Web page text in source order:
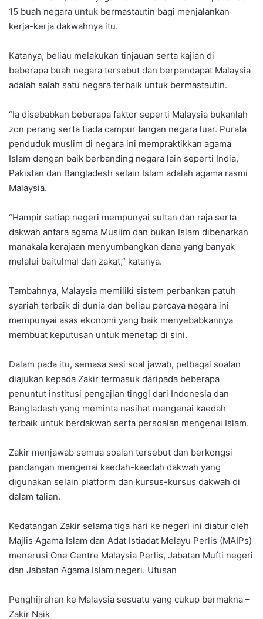
15 buah negara untuk bermastautin bagi menjalankan
kerja-kerja dakwahnya itu.
Katanya, beliau melakukan tinjauan serta kajian di
beberapa buah negara tersebut dan berpendapat Malaysia
adalah salah satu negara terbaik untuk bermastautin.
“Ia disebabkan beberapa faktor seperti Malaysia bukanlah
zon perang serta tiada campur tangan negara luar. Purata
penduduk muslim di negara ini mempraktikkan agama
Islam dengan baik berbanding negara lain seperti India,
Pakistan dan Bangladesh selain Islam adalah agama rasmi
Malaysia.
“Hampir setiap negeri mempunyai sultan dan raja serta
dakwah antara agama Muslim dan bukan Islam dibenarkan
manakala kerajaan menyumbangkan dana yang banyak
melalui baitulmal dan zakat,” katanya.
Tambahnya, Malaysia memiliki sistem perbankan patuh
syariah terbaik di dunia dan beliau percaya negara ini
mempunyai asas ekonomi yang baik menyebabkannya
membuat keputusan untuk menetap di sini.
Dalam pada itu, semasa sesi soal jawab, pelbagai soalan
diajukan kepada Zakir termasuk daripada beberapa
penuntut institusi pengajian tinggi dari Indonesia dan
Bangladesh yang meminta nasihat mengenai kaedah
terbaik untuk berdakwah serta persoalan mengenai Islam.
Zakir menjawab semua soalan tersebut dan berkongsi
pandangan mengenai kaedah-kaedah dakwah yang
digunakan selain platform dan kursus-kursus dakwah di
dalam talian.
Kedatangan Zakir selama tiga hari ke negeri ini diatur oleh
Majlis Agama Islam dan Adat Istiadat Melayu Perlis (MAIPs)
menerusi One Centre Malaysia Perlis, Jabatan Mufti negeri
dan Jabatan Agama Islam negeri. Utusan
Penghijrahan ke Malaysia sesuatu yang cukup bermakna –
Zakir Naik